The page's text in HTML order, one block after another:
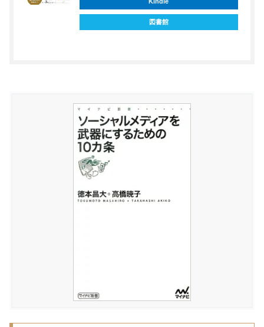
図書館